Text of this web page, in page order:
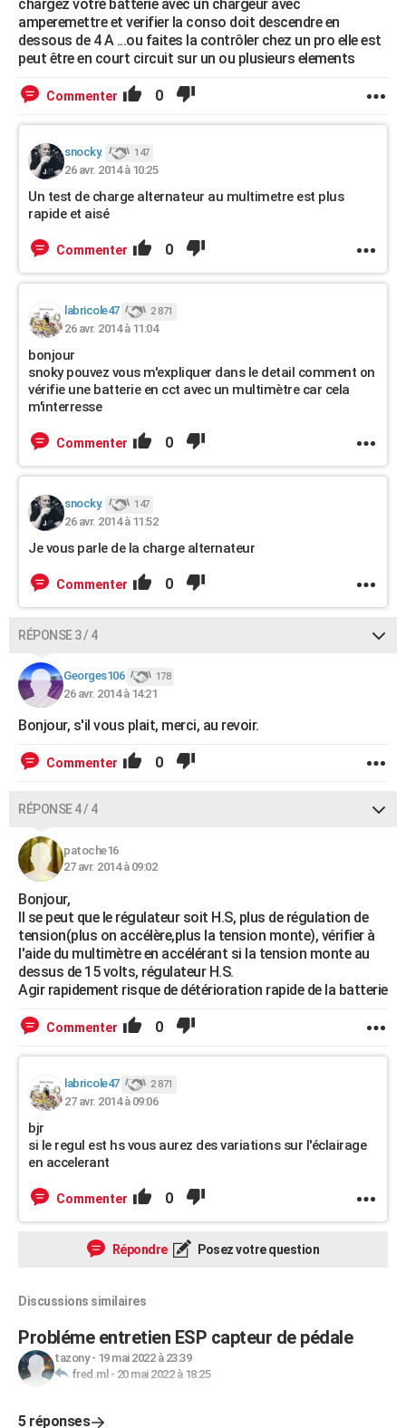
chargez votre batterie avec un chargeur avec
amperemettre et verifier la conso doit descendre en
dessous de 4 A ...ou faites la contrôler chez un pro elle est
peut être en court circuit sur un ou plusieurs elements
Commenter 0
snocky. 147
26 avr. 2014 à 10:25
Un test de charge alternateur au multimetre est plus
rapide et aisé
Commenter 0
labricole47 2 871
26 avr. 2014 à 11:04
bonjour
snoky pouvez vous m'expliquer dans le detail comment on
vérifie une batterie en cct avec un multimètre car cela
m'interresse
Commenter 0
snocky. 147
26 avr. 2014 à 11:52
Je vous parle de la charge alternateur
Commenter 0
RÉPONSE 3 / 4
Georges106 178
26 avr. 2014 à 14:21
Bonjour, s'il vous plait, merci, au revoir.
Commenter 0
RÉPONSE 4 / 4
patoche16
27 avr. 2014 à 09:02
Bonjour,
Il se peut que le régulateur soit H.S, plus de régulation de
tension(plus on accélère,plus la tension monte), vérifier à
l'aide du multimètre en accélérant si la tension monte au
dessus de 15 volts, régulateur H.S.
Agir rapidement risque de détérioration rapide de la batterie
Commenter 0
labricole47 2 871
27 avr. 2014 à 09:06
bjr
si le regul est hs vous aurez des variations sur l'éclairage
en accelerant
Commenter 0
Répondre Posez votre question
Discussions similaires
Probléme entretien ESP capteur de pédale
tazony- 19 mai 2022 à 23:39
fred.ml - 20 mai 2022 à 18:25
5 réponses